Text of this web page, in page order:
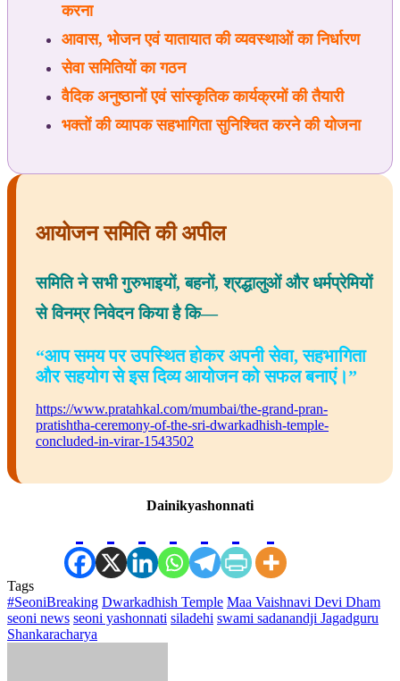
करना
आवास, भोजन एवं यातायात की व्यवस्थाओं का निर्धारण
सेवा समितियों का गठन
वैदिक अनुष्ठानों एवं सांस्कृतिक कार्यक्रमों की तैयारी
भक्तों की व्यापक सहभागिता सुनिश्चित करने की योजना
आयोजन समिति की अपील
समिति ने सभी गुरुभाइयों, बहनों, श्रद्धालुओं और धर्मप्रेमियों
से विनम्र निवेदन किया है कि—
“आप समय पर उपस्थित होकर अपनी सेवा, सहभागिता
और सहयोग से इस दिव्य आयोजन को सफल बनाएं।”
https://www.pratahkal.com/mumbai/the-grand-pran-
pratishtha-ceremony-of-the-sri-dwarkadhish-temple-
concluded-in-virar-1543502
Dainikyashonnati
Tags
#SeoniBreaking Dwarkadhish Temple Maa Vaishnavi Devi Dham
seoni news seoni yashonnati siladehi swami sadanandji Jagadguru
Shankaracharya